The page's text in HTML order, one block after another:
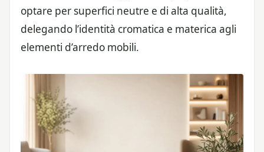
optare per superfici neutre e di alta qualità,
delegando l’identità cromatica e materica agli
elementi d’arredo mobili.